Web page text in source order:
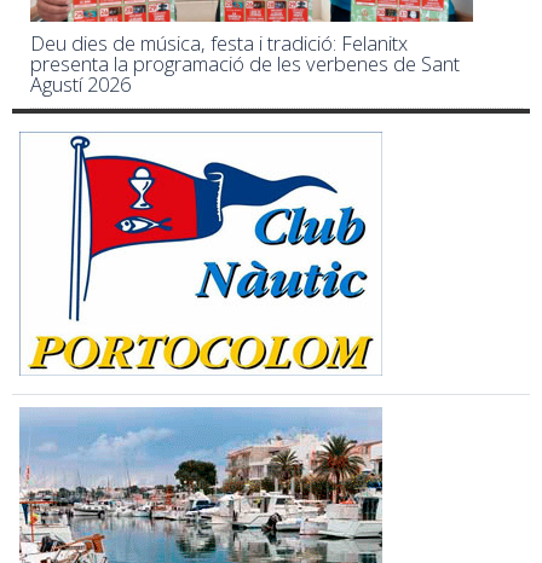
Deu dies de música, festa i tradició: Felanitx
presenta la programació de les verbenes de Sant
Agustí 2026